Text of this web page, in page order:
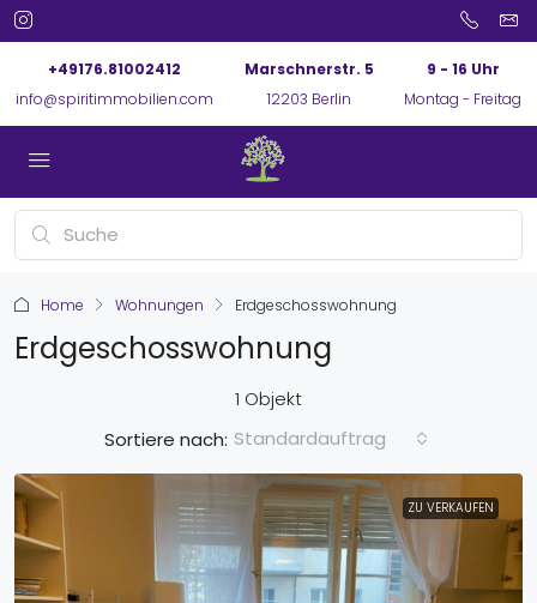
+49176.81002412
info@spiritimmobilien.com
Marschnerstr. 5
12203 Berlin
9 - 16 Uhr
Montag - Freitag
Home Wohnungen Erdgeschosswohnung
Erdgeschosswohnung
1 Objekt
Sortiere nach: Standardauftrag
ZU VERKAUFEN